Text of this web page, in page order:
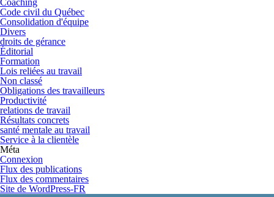
Coaching
Code civil du Québec
Consolidation d'équipe
Divers
droits de gérance
Éditorial
Formation
Lois reliées au travail
Non classé
Obligations des travailleurs
Productivité
relations de travail
Résultats concrets
santé mentale au travail
Service à la clientèle
Méta
Connexion
Flux des publications
Flux des commentaires
Site de WordPress-FR